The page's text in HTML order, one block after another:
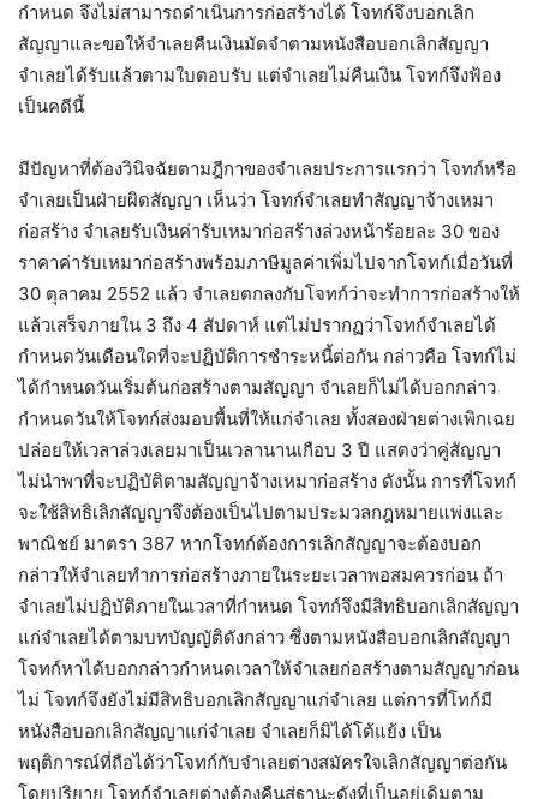
กำหนด จึงไม่สามารถดำเนินการก่อสร้างได้ โจทก์จึงบอกเลิก
สัญญาและขอให้จำเลยคืนเงินมัดจำตามหนังสือบอกเลิกสัญญา
จำเลยได้รับแล้วตามใบตอบรับ แต่จำเลยไม่คืนเงิน โจทก์จึงฟ้อง
เป็นคดีนี้
มีปัญหาที่ต้องวินิจฉัยตามฎีกาของจำเลยประการแรกว่า โจทก์หรือ
จำเลยเป็นฝ่ายผิดสัญญา เห็นว่า โจทก์จำเลยทำสัญญาจ้างเหมา
ก่อสร้าง จำเลยรับเงินค่ารับเหมาก่อสร้างล่วงหน้าร้อยละ 30 ของ
ราคาค่ารับเหมาก่อสร้างพร้อมภาษีมูลค่าเพิ่มไปจากโจทก์เมื่อวันที่
30 ตุลาคม 2552 แล้ว จำเลยตกลงกับโจทก์ว่าจะทำการก่อสร้างให้
แล้วเสร็จภายใน 3 ถึง 4 สัปดาห์ แต่ไม่ปรากฏว่าโจทก์จำเลยได้
กำหนดวันเดือนใดที่จะปฏิบัติการชำระหนี้ต่อกัน กล่าวคือ โจทก์ไม่
ได้กำหนดวันเริ่มต้นก่อสร้างตามสัญญา จำเลยก็ไม่ได้บอกกล่าว
กำหนดวันให้โจทก์ส่งมอบพื้นที่ให้แก่จำเลย ทั้งสองฝ่ายต่างเพิกเฉย
ปล่อยให้เวลาล่วงเลยมาเป็นเวลานานเกือบ 3 ปี แสดงว่าคู่สัญญา
ไม่นำพาที่จะปฏิบัติตามสัญญาจ้างเหมาก่อสร้าง ดังนั้น การที่โจทก์
จะใช้สิทธิเลิกสัญญาจึงต้องเป็นไปตามประมวลกฎหมายแพ่งและ
พาณิชย์ มาตรา 387 หากโจทก์ต้องการเลิกสัญญาจะต้องบอก
กล่าวให้จำเลยทำการก่อสร้างภายในระยะเวลาพอสมควรก่อน ถ้า
จำเลยไม่ปฏิบัติภายในเวลาที่กำหนด โจทก์จึงมีสิทธิบอกเลิกสัญญา
แก่จำเลยได้ตามบทบัญญัติดังกล่าว ซึ่งตามหนังสือบอกเลิกสัญญา
โจทก์หาได้บอกกล่าวกำหนดเวลาให้จำเลยก่อสร้างตามสัญญาก่อน
ไม่ โจทก์จึงยังไม่มีสิทธิบอกเลิกสัญญาแก่จำเลย แต่การที่โทก์มี
หนังสือบอกเลิกสัญญาแก่จำเลย จำเลยก็มิได้โต้แย้ง เป็น
พฤติการณ์ที่ถือได้ว่าโจทก์กับจำเลยต่างสมัครใจเลิกสัญญาต่อกัน
โดยปริยาย โจทก์จำเลยต่างต้องคืนสู่ฐานะดังที่เป็นอยู่เดิมตาม